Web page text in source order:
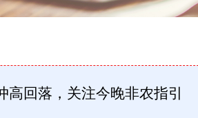
回落，关注今晚非农指引